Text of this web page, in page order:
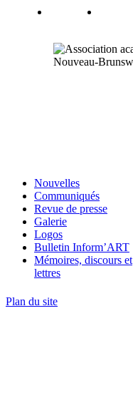
Nouvelles
Communiqués
Revue de presse
Galerie
Logos
Bulletin Inform’ART
Mémoires, discours et
lettres
Plan du site